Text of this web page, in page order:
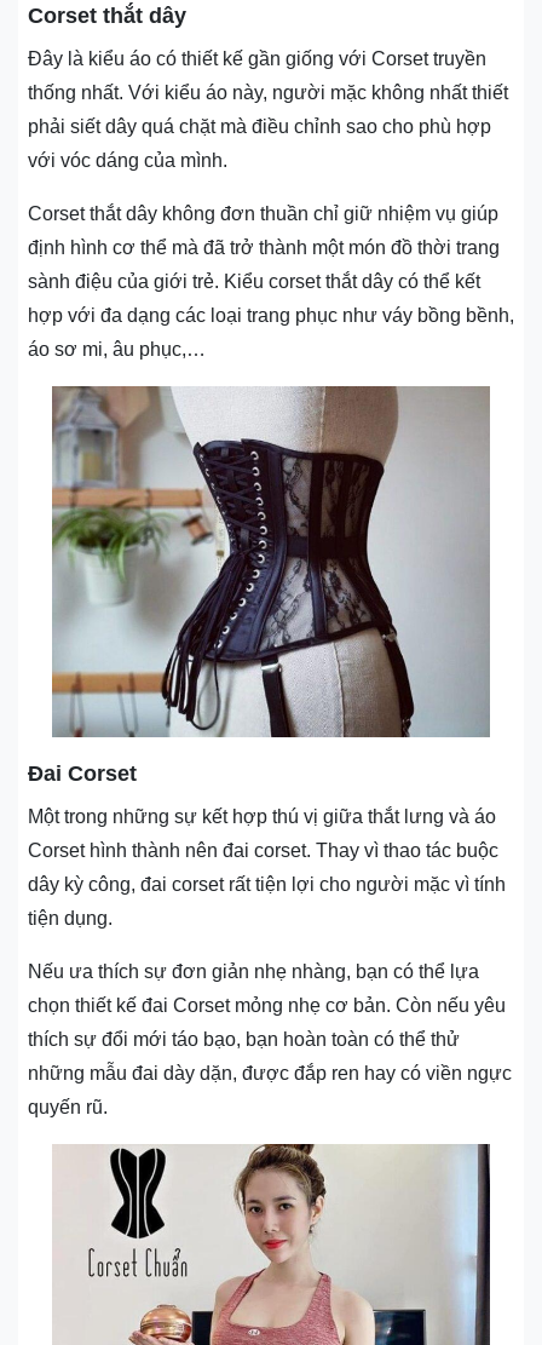
Corset thắt dây
Đây là kiểu áo có thiết kế gần giống với Corset truyền
thống nhất. Với kiểu áo này, người mặc không nhất thiết
phải siết dây quá chặt mà điều chỉnh sao cho phù hợp
với vóc dáng của mình.
Corset thắt dây không đơn thuần chỉ giữ nhiệm vụ giúp
định hình cơ thể mà đã trở thành một món đồ thời trang
sành điệu của giới trẻ. Kiểu corset thắt dây có thể kết
hợp với đa dạng các loại trang phục như váy bồng bềnh,
áo sơ mi, âu phục,…
Đai Corset
Một trong những sự kết hợp thú vị giữa thắt lưng và áo
Corset hình thành nên đai corset. Thay vì thao tác buộc
dây kỳ công, đai corset rất tiện lợi cho người mặc vì tính
tiện dụng.
Nếu ưa thích sự đơn giản nhẹ nhàng, bạn có thể lựa
chọn thiết kế đai Corset mỏng nhẹ cơ bản. Còn nếu yêu
thích sự đổi mới táo bạo, bạn hoàn toàn có thể thử
những mẫu đai dày dặn, được đắp ren hay có viền ngực
quyến rũ.